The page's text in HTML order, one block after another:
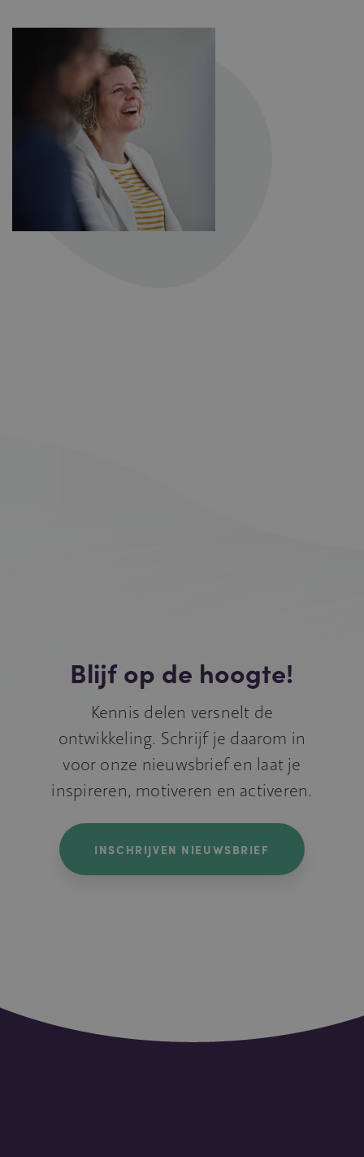
Blijf op de hoogte!
Kennis delen versnelt de
ontwikkeling. Schrijf je daarom in
voor onze nieuwsbrief en laat je
inspireren, motiveren en activeren.
INSCHRIJVEN NIEUWSBRIEF